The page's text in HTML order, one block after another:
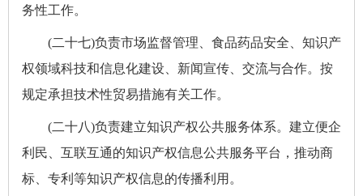
务性工作。
(二十七)负责市场监督管理、食品药品安全、知识产
权领域科技和信息化建设、新闻宣传、交流与合作。按
规定承担技术性贸易措施有关工作。
(二十八)负责建立知识产权公共服务体系。建立便企
利民、互联互通的知识产权信息公共服务平台，推动商
标、专利等知识产权信息的传播利用。